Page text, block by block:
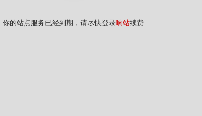
你的站点服务已经到期，请尽快登录响站续费